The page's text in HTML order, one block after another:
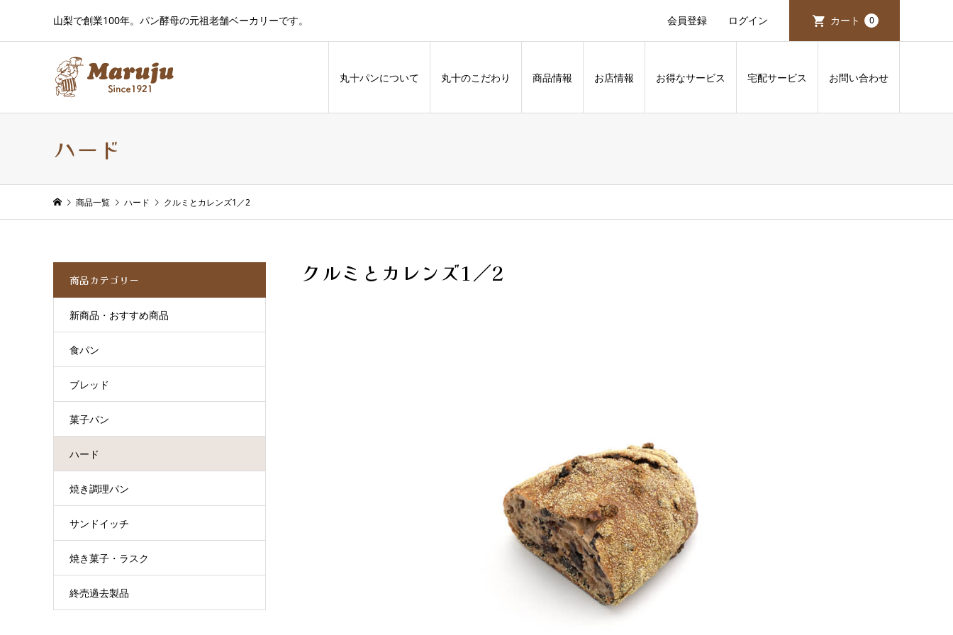
山梨で創業100年。パン酵母の元祖老舗ベーカリーです。 会員登録 ログイン カート 0
丸十パンについて 丸十のこだわり 商品情報 お店情報 お得なサービス 宅配サービス お問い合わせ
ハード
商品一覧 ハード クルミとカレンズ1／2
クルミとカレンズ1／2
商品カテゴリー
新商品・おすすめ商品
食パン
ブレッド
菓子パン
ハード
焼き調理パン
サンドイッチ
焼き菓子・ラスク
終売過去製品